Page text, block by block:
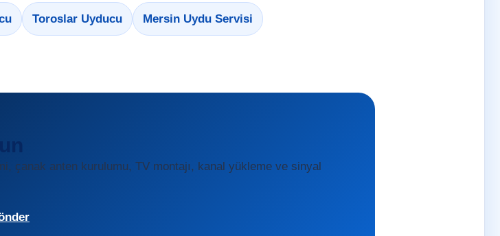
Toroslar Uyducu Mersin Uydu Servisi
çanak anten kurulumu, TV montajı, kanal yükleme ve sinyal